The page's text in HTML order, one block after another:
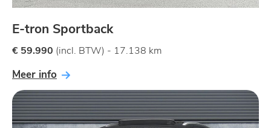
E-tron Sportback
€ 59.990 (incl. BTW) - 17.138 km
Meer info